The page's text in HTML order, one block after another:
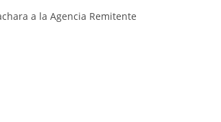
a la Agencia Remitente